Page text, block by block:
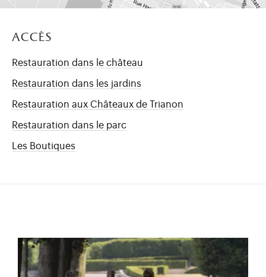
Accès
Restauration dans le château
Restauration dans les jardins
Restauration aux Châteaux de Trianon
Restauration dans le parc
Les Boutiques